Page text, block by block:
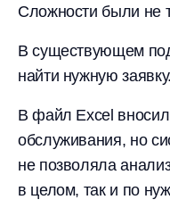
Сложности были не
В существующем
найти нужную заявку.
В файл Excel
обслуживания, но
не позволяла
в целом, так и по